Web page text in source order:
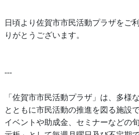
日頃より佐賀市市民活動プラザをご
りがとうございます。
---
「佐賀市市民活動プラザ」は、多様
とともに市民活動の推進を図る施設で
イベントや助成金、セミナーなどの